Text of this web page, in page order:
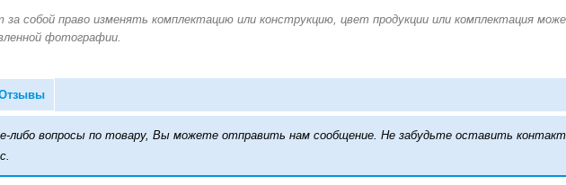
либо вопросы по товару, Вы можете отправить нам сообщение. Не забудьте оставить